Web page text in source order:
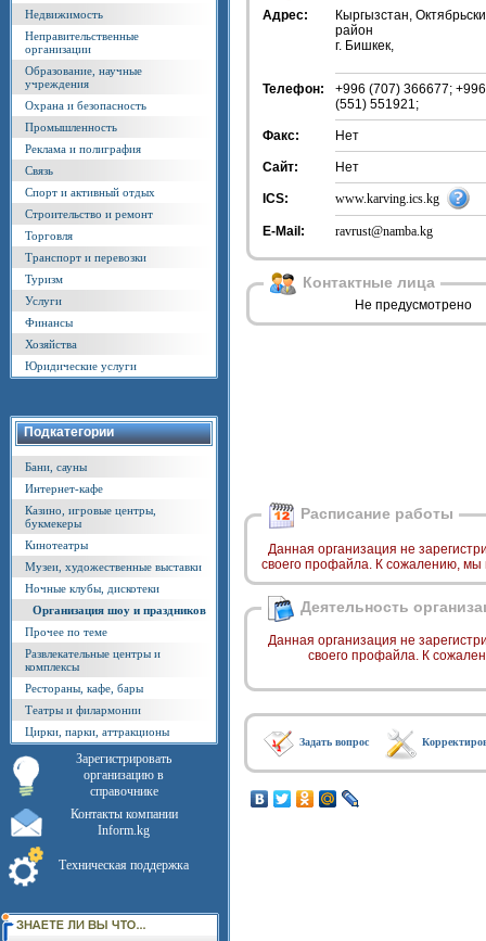
Недвижимость
Неправительственные
организации
Образование, научные
учреждения
Охрана и безопасность
Промышленность
Реклама и полиграфия
Связь
Спорт и активный отдых
Строительство и ремонт
Торговля
Транспорт и перевозки
Туризм
Услуги
Финансы
Хозяйства
Юридические услуги
Подкатегории
Бани, сауны
Интернет-кафе
Казино, игровые центры,
букмекеры
Кинотеатры
Музеи, художественные выставки
Ночные клубы, дискотеки
Организация шоу и праздников
Прочее по теме
Развлекательные центры и
комплексы
Рестораны, кафе, бары
Театры и филармонии
Цирки, парки, аттракционы
Зарегистрировать
организацию в
справочнике
Контакты компании
Inform.kg
Техническая поддержка
Адрес:
Кыргызстан,
район
г. Бишкек,
Телефон:
+996 (707) 366677; +996
(551) 551921;
Факс: Нет
Сайт: Нет
ICS: www.karving.ics.kg
E-Mail: ravrust@namba.kg
Контактные лица
Не предусмотрено
Расписание работы
Данная организация не
своего профайла. К сожалению,
Деятельность
Данная организация не
своего профайла. К
Задать вопрос